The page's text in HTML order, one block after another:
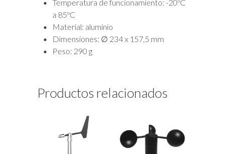
Temperatura de funcionamiento: -20ºC
a 85ºC
Material: aluminio
Dimensiones: ∅ 234 x 157,5 mm
Peso: 290 g
Productos relacionados